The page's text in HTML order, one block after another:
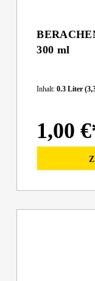
300 ml
Inhalt:0.3 Liter
1,00